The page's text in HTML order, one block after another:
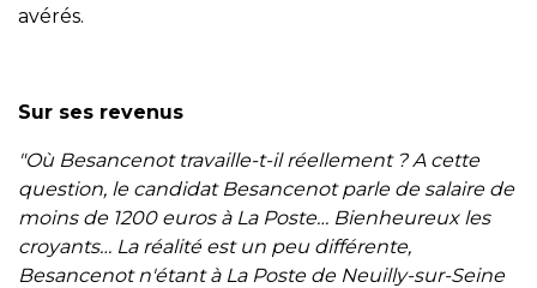
avérés.
Sur ses revenus
"Où Besancenot travaille-t-il réellement ? A cette
question, le candidat Besancenot parle de salaire de
moins de 1200 euros à La Poste… Bienheureux les
croyants… La réalité est un peu différente,
Besancenot n'étant à La Poste de Neuilly-sur-Seine